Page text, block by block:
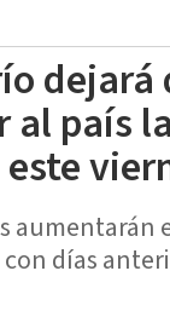
dejará
al país la
aumentarán
días